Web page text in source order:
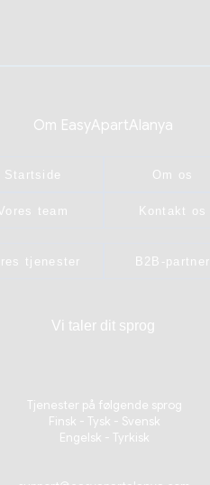
Om EasyApartAlanya
Startside Om os
team Kontakt os
tjenester B2B-partner
Vi taler dit sprog
Tjenester på følgende sprog
Finsk - Tysk - Svensk
Engelsk - Tyrkisk